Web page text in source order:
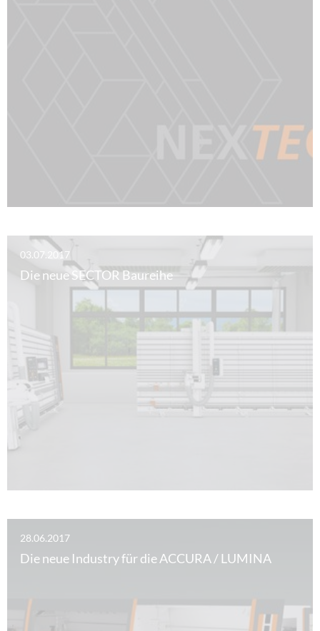
03.07.2017
Die neue SECTOR Baureihe
28.06.2017
Die neue Industry für die ACCURA / LUMINA